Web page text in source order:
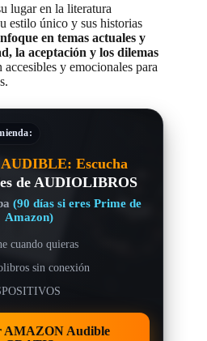
lugar en la literatura
estilo único y sus historias
en temas actuales y
la aceptación y los dilemas
accesibles y emocionales para
Escucha
de AUDIOLIBROS
(90 días si eres Prime de
Amazon)
cuando quieras
sin conexión
AMAZON Audible